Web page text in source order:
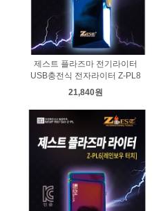
제스트 플라즈마 전기라이터
USB충전식 전자라이터 Z-PL8
21,840원